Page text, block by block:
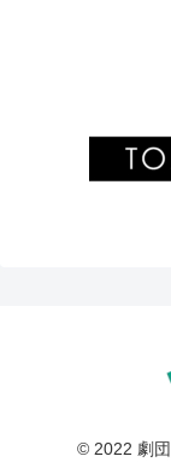
© 2022 劇